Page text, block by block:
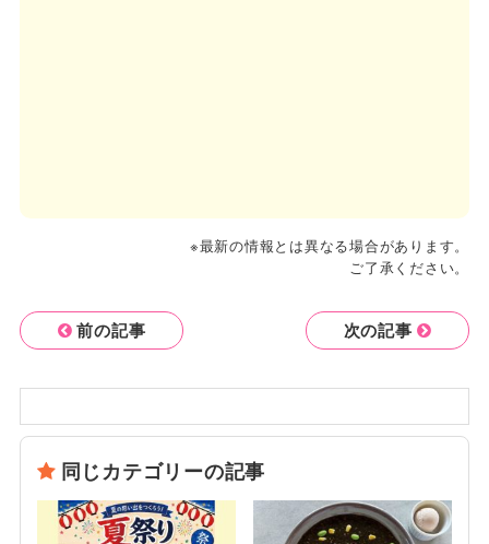
※最新の情報とは異なる場合があります。
ご了承ください。
前の記事 次の記事
同じカテゴリーの記事